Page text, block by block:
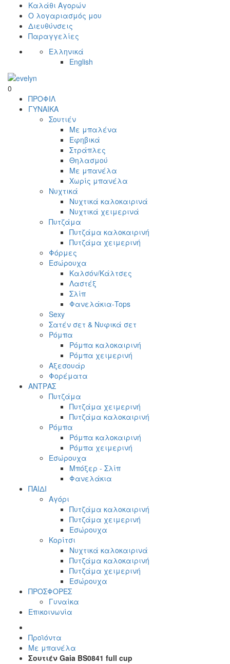
Καλάθι Αγορών
Ο λογαριασμός μου
Διευθύνσεις
Παραγγελίες
Ελληνικά
English
0
ΠΡΟΦΙΛ
ΓΥΝΑΙΚΑ
Σουτιέν
Με μπαλένα
Εφηβικά
Στράπλες
Θηλασμού
Με μπανέλα
Χωρίς μπανέλα
Νυχτικά
Νυχτικά καλοκαιρινά
Νυχτικά χειμερινά
Πυτζάμα
Πυτζάμα καλοκαιρινή
Πυτζάμα χειμερινή
Φόρμες
Εσώρουχα
Καλσόν/Κάλτσες
Λαστέξ
Σλίπ
Φανελάκια-Tops
Sexy
Σατέν σετ & Νυφικά σετ
Ρόμπα
Ρόμπα καλοκαιρινή
Ρόμπα χειμερινή
Αξεσουάρ
Φορέματα
ΑΝΤΡΑΣ
Πυτζάμα
Πυτζάμα χειμερινή
Πυτζάμα καλοκαιρινή
Ρόμπα
Ρόμπα καλοκαιρινή
Ρόμπα χειμερινή
Εσώρουχα
Μπόξερ - Σλίπ
Φανελάκια
ΠΑΙΔΙ
Αγόρι
Πυτζάμα καλοκαιρινή
Πυτζάμα χειμερινή
Εσώρουχα
Κορίτσι
Νυχτικά καλοκαιρινά
Πυτζάμα καλοκαιρινή
Πυτζάμα χειμερινή
Εσώρουχα
ΠΡΟΣΦΟΡΕΣ
Γυναίκα
Επικοινωνία
Προϊόντα
Με μπανέλα
Σουτιέν Gaia BS0841 full cup